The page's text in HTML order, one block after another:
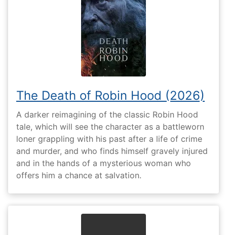
The Death of Robin Hood (2026)
A darker reimagining of the classic Robin Hood
tale, which will see the character as a battleworn
loner grappling with his past after a life of crime
and murder, and who finds himself gravely injured
and in the hands of a mysterious woman who
offers him a chance at salvation.